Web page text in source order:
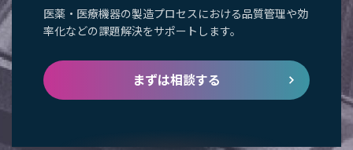
医薬・医療機器の製造プロセスにおける品質管理や効
率化などの課題解決をサポートします。
まずは相談する